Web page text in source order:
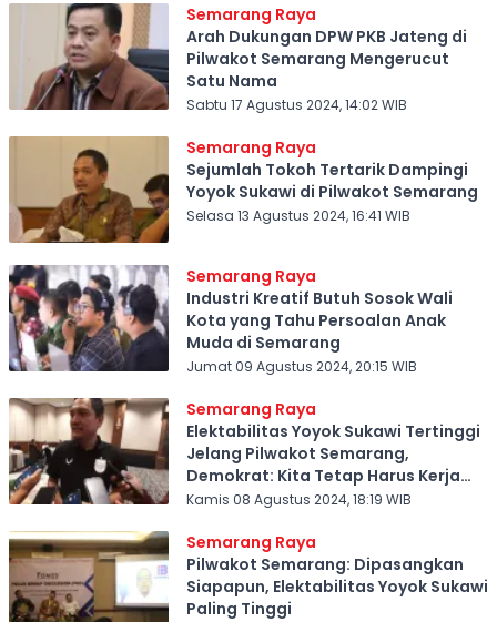
Semarang Raya
Arah Dukungan DPW PKB Jateng di
Pilwakot Semarang Mengerucut
Satu Nama
Sabtu 17 Agustus 2024, 14:02 WIB
Semarang Raya
Sejumlah Tokoh Tertarik Dampingi
Yoyok Sukawi di Pilwakot Semarang
Selasa 13 Agustus 2024, 16:41 WIB
Semarang Raya
Industri Kreatif Butuh Sosok Wali
Kota yang Tahu Persoalan Anak
Muda di Semarang
Jumat 09 Agustus 2024, 20:15 WIB
Semarang Raya
Elektabilitas Yoyok Sukawi Tertinggi
Jelang Pilwakot Semarang,
Demokrat: Kita Tetap Harus Kerja
Keras
Kamis 08 Agustus 2024, 18:19 WIB
Semarang Raya
Pilwakot Semarang: Dipasangkan
Siapapun, Elektabilitas Yoyok Sukawi
Paling Tinggi